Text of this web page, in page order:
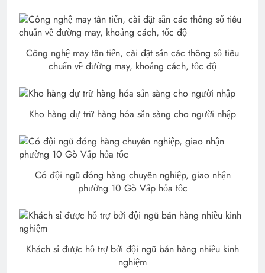
Công nghệ may tân tiến, cài đặt sẵn các thông số tiêu
chuẩn về đường may, khoảng cách, tốc độ
Kho hàng dự trữ hàng hóa sẵn sàng cho người nhập
Có đội ngũ đóng hàng chuyên nghiệp, giao nhận
phường 10 Gò Vấp hỏa tốc
Khách sỉ được hỗ trợ bởi đội ngũ bán hàng nhiều kinh
nghiệm